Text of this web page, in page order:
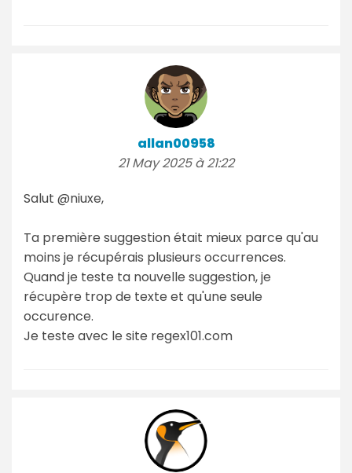
allan00958
21 May 2025 à 21:22
Salut @niuxe,
Ta première suggestion était mieux parce qu'au
moins je récupérais plusieurs occurrences.
Quand je teste ta nouvelle suggestion, je
récupère trop de texte et qu'une seule
occurence.
Je teste avec le site regex101.com